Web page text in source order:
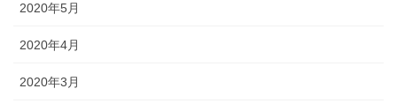
2020年5月
2020年4月
2020年3月